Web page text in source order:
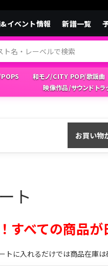
イベント情報 新譜一覧
和モノ/CITY POP/歌謡曲
映像作品/サウンドトラ
お買い物
ト
すべての商品
に入れるだけでは商品在庫